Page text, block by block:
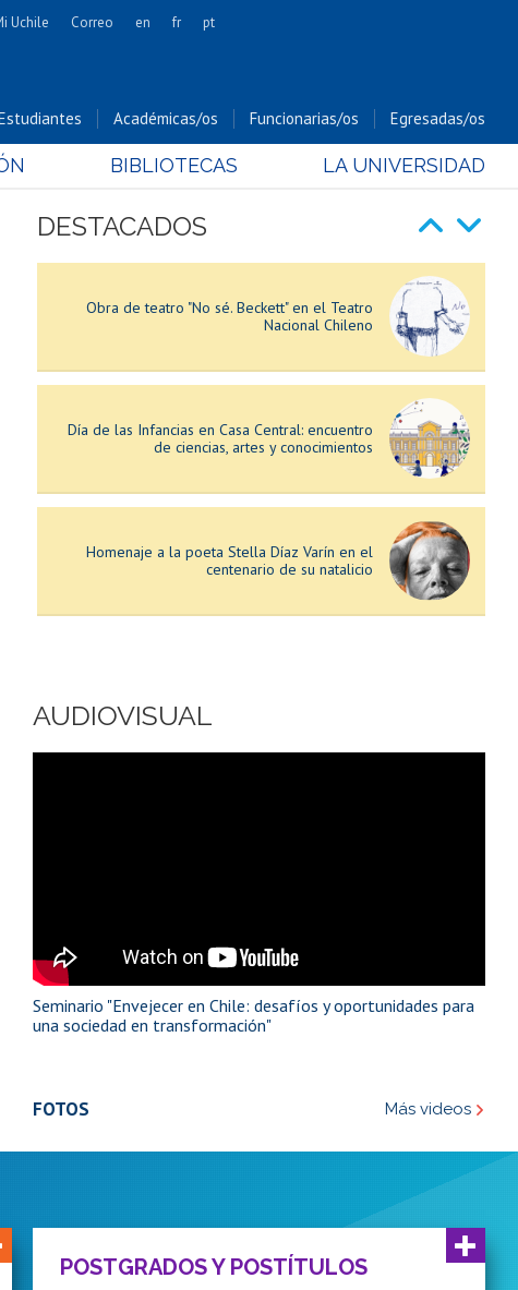
Cs. Forestales y Conservación
Cs. Sociales
Economía y Negocios
Odontología
Bachillerato
Uchile Correo en fr pt
Académicas/os Funcionarias/os Egresadas/os
BIBLIOTECAS LA UNIVERSIDAD
Académica y académico U. de Chile acercan la
Participación en Protagonistas 2030
DESTACADOS
Obra de teatro "No sé. Beckett" en el Teatro
Nacional Chileno
Día de las Infancias en Casa Central: encuentro
de ciencias, artes y conocimientos
Homenaje a la poeta Stella Díaz Varín en el
centenario de su natalicio
AUDIOVISUAL
Seminario "Envejecer en Chile: desafíos y oportunidades para
una sociedad en transformación"
FOTOS Más videos
POSTGRADOS Y POSTÍTULOS